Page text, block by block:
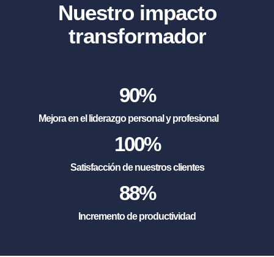
Nuestro impacto
transformador
90%
Mejora en el liderazgo personal y profesional
100%
Satisfacción de nuestros clientes
88%
Incremento de productividad